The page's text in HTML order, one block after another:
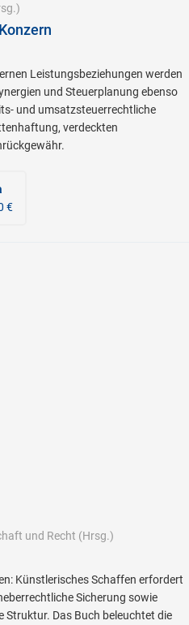
Leistungsbeziehungen werden
und Steuerplanung ebenso
und umsatzsteuerrechtliche
verdeckten
€
und Recht (Hrsg.)
Künstlerisches Schaffen erfordert
Sicherung sowie
Das Buch beleuchtet die